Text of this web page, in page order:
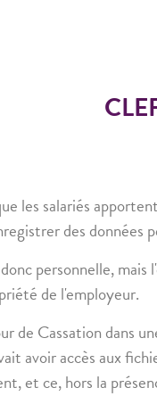
les salariés
des données
personnelle,
de l'employeur.
de Cassation dans
avoir accès aux
et ce, hors la